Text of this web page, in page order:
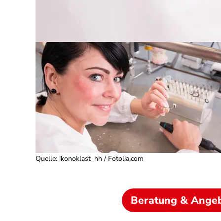
Quelle: ikonoklast_hh / Fotolia.com
Beratung &